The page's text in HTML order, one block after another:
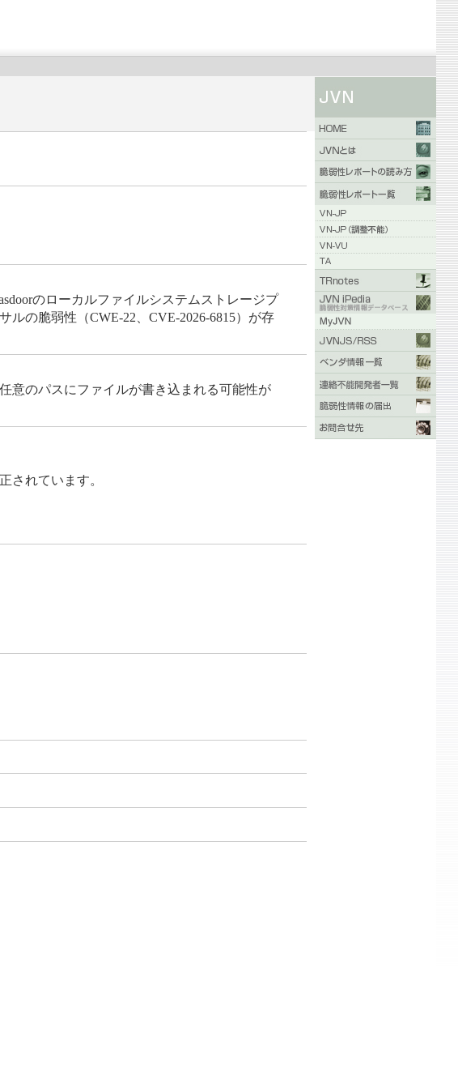
のローカルファイルシステムストレージプ
の脆弱性（CWE-22、CVE-2026-6815）が存
意のパスにファイルが書き込まれる可能性が
されています。